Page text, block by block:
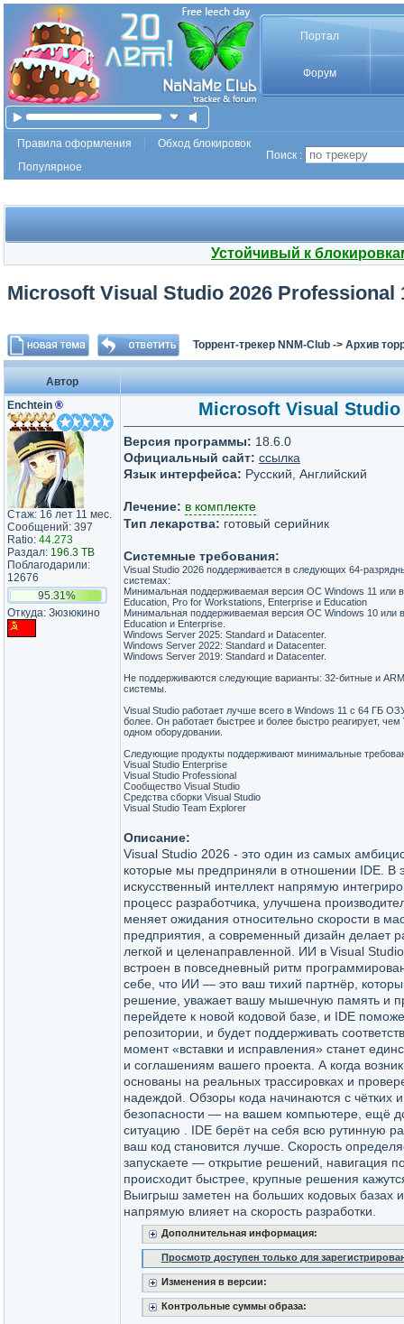
Портал
Форум
Правила оформления
Обход блокировок
Популярное
Поиск :
Устойчивый к
Microsoft Visual Studio 2026 Professional
Торрент-трекер NNM-Club -> Архив
Автор
Enchtein ®
Стаж: 16 лет 11 мес.
Сообщений: 397
Ratio: 44.273
Раздал: 196.3 TB
Поблагодарили:
12676
95.31%
Откуда: Зюзюкино
Microsoft Visual Studio
Версия программы: 18.6.0
Официальный сайт: ссылка
Язык интерфейса: Русский, Английский
Лечение: в комплекте
Тип лекарства: готовый серийник
Системные требования:
Visual Studio 2026 поддерживается в следующих 64-
системах:
Минимальная поддерживаемая версия ОС Windows 11 или
Education, Pro for Workstations, Enterprise и Education
Минимальная поддерживаемая версия ОС Windows 10 или
Education и Enterprise.
Windows Server 2025: Standard и Datacenter.
Windows Server 2022: Standard и Datacenter.
Windows Server 2019: Standard и Datacenter.
Не поддерживаются следующие варианты: 32-битные и
системы.
Visual Studio работает лучше всего в Windows 11 с 64 ГБ
более. Он работает быстрее и более быстро реагирует, чем
одном оборудовании.
Следующие продукты поддерживают минимальные
Visual Studio Enterprise
Visual Studio Professional
Сообщество Visual Studio
Средства сборки Visual Studio
Visual Studio Team Explorer
Описание:
Visual Studio 2026 - это один из самых
которые мы предприняли в отношении IDE. В
искусственный интеллект напрямую
процесс разработчика, улучшена
меняет ожидания относительно скорости в
предприятия, а современный дизайн делает
легкой и целенаправленной. ИИ в Visual
встроен в повседневный ритм
себе, что ИИ — это ваш тихий партнёр,
решение, уважает вашу мышечную память и
перейдете к новой кодовой базе, и IDE
репозитории, и будет поддерживать
момент «вставки и исправления» станет
и соглашениям вашего проекта. А когда
основаны на реальных трассировках и
надеждой. Обзоры кода начинаются с чётких
безопасности — на вашем компьютере, ещё до
ситуацию . IDE берёт на себя всю рутинную
ваш код становится лучше. Скорость
запускаете — открытие решений, навигация
происходит быстрее, крупные решения
Выигрыш заметен на больших кодовых базах
напрямую влияет на скорость разработки.
Дополнительная информация:
Просмотр доступен только для
Изменения в версии:
Контрольные суммы образа: